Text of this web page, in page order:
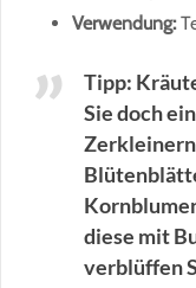
Verwendung:
Tipp:
Sie doch
diese mit
verblüffen